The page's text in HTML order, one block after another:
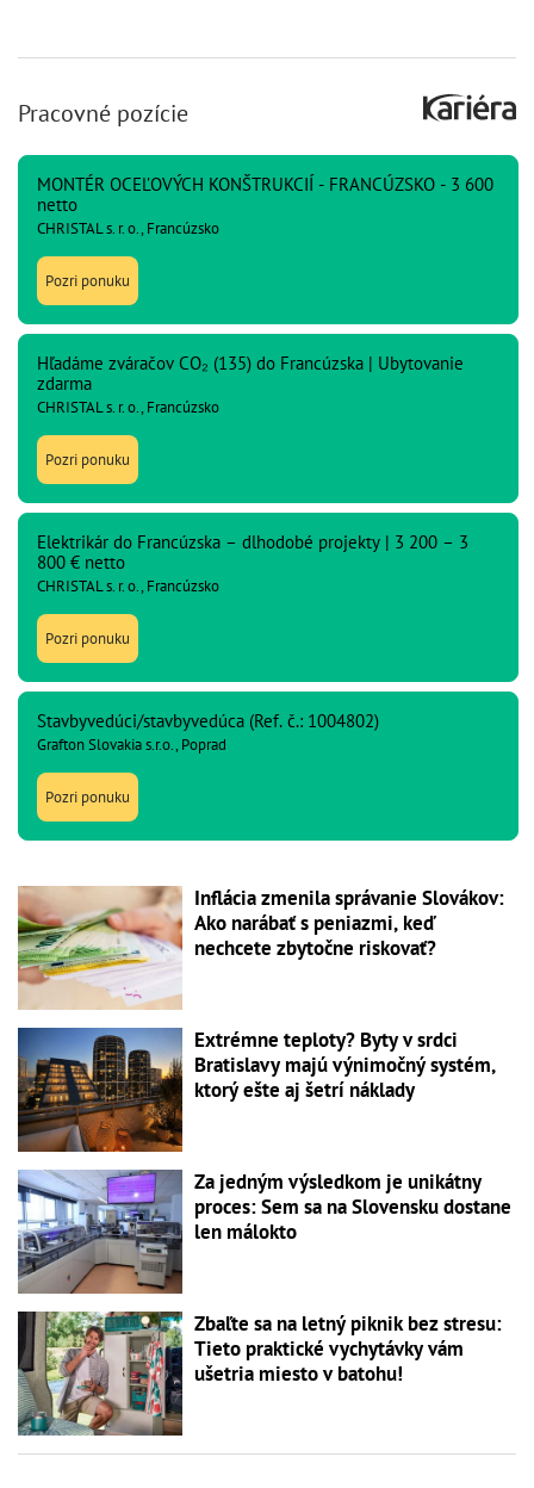
Pracovné pozície
MONTÉR OCEĽOVÝCH KONŠTRUKCIÍ - FRANCÚZSKO - 3 600
netto
CHRISTAL s. r. o., Francúzsko
Pozri ponuku
Hľadáme zváračov CO₂ (135) do Francúzska | Ubytovanie
zdarma
CHRISTAL s. r. o., Francúzsko
Pozri ponuku
Elektrikár do Francúzska – dlhodobé projekty | 3 200 – 3
800 € netto
CHRISTAL s. r. o., Francúzsko
Pozri ponuku
Stavbyvedúci/stavbyvedúca (Ref. č.: 1004802)
Grafton Slovakia s.r.o., Poprad
Pozri ponuku
Inflácia zmenila správanie Slovákov:
Ako narábať s peniazmi, keď
nechcete zbytočne riskovať?
Extrémne teploty? Byty v srdci
Bratislavy majú výnimočný systém,
ktorý ešte aj šetrí náklady
Za jedným výsledkom je unikátny
proces: Sem sa na Slovensku dostane
len málokto
Zbaľte sa na letný piknik bez stresu:
Tieto praktické vychytávky vám
ušetria miesto v batohu!